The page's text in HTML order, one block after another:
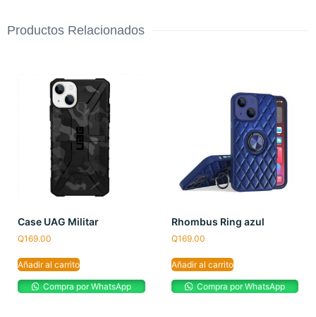
Productos Relacionados
Case UAG Militar
Q169.00
Añadir al carrito
Compra por WhatsApp
Rhombus Ring azul
Q169.00
Añadir al carrito
Compra por WhatsApp